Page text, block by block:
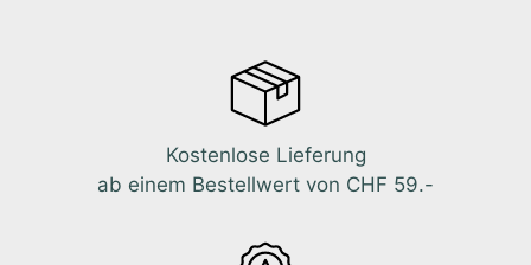
Kostenlose Lieferung
ab einem Bestellwert von CHF 59.-